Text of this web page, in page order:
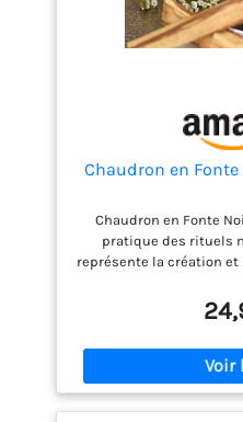
Chaudron en
Chaudron en Fonte
pratique des rituels
représente la création
bien utilisé pour
d'ingrédients
consumer les encens
fonte motif Triple
approximatives: 13 x
approximatif : 11 cm.